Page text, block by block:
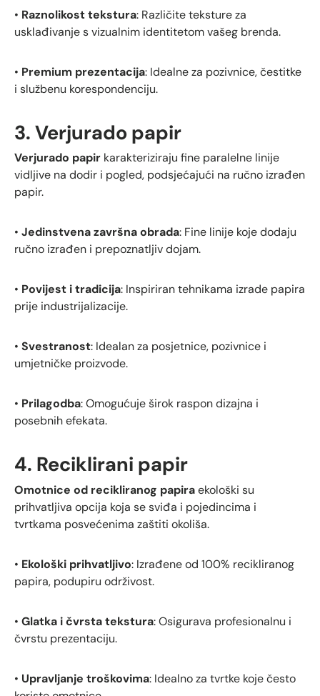
• Raznolikost tekstura: Različite teksture za
usklađivanje s vizualnim identitetom vašeg brenda.
• Premium prezentacija: Idealne za pozivnice, čestitke
i službenu korespondenciju.
3. Verjurado papir
Verjurado papir karakteriziraju fine paralelne linije
vidljive na dodir i pogled, podsjećajući na ručno izrađen
papir.
• Jedinstvena završna obrada: Fine linije koje dodaju
ručno izrađen i prepoznatljiv dojam.
• Povijest i tradicija: Inspiriran tehnikama izrade papira
prije industrijalizacije.
• Svestranost: Idealan za posjetnice, pozivnice i
umjetničke proizvode.
• Prilagodba: Omogućuje širok raspon dizajna i
posebnih efekata.
4. Reciklirani papir
Omotnice od recikliranog papiraekološki su
prihvatljiva opcija koja se sviđa i pojedincima i
tvrtkama posvećenima zaštiti okoliša.
• Ekološki prihvatljivo: Izrađene od 100% recikliranog
papira, podupiru održivost.
• Glatka i čvrsta tekstura: Osigurava profesionalnu i
čvrstu prezentaciju.
• Upravljanje troškovima: Idealno za tvrtke koje često